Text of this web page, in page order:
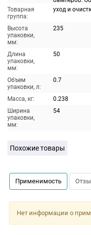
Товарная
группа:
уход и
Высота
упаковки,
мм:
235
Длина
упаковки,
мм:
50
Объем
упаковки, л:
0.7
Масса, кг:
0.238
Ширина
упаковки,
мм:
54
Похожие товары
Применимость
Нет информации о